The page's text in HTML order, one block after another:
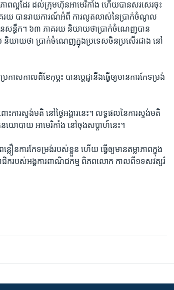
ភាពល្អ​ដែរ ​ដល់​ក្រុមហ៊ុន​អាមេរិកាំង​ ហើយ​បាន​សរសេរ​ចុះ​
គ​រយ​ បាន​រាយការណ៍​អំពី​ ការ​លូតលាស់​នៃ​ប្រាក់​ចំណូល​
សន្ធឹក។ ៦៣​ ភាគរយ ​និយាយ​ថា​ប្រាក់​ចំណេញ​បាន​
និយាយ​ថា​ ប្រាក់​ចំណេញ​ក្នុង​ប្រទេស​ចិន​ប្រសើរ​ជាង​ នៅ​
ស​កាល​ពី​ខែ​កុម្ភះ​ បាន​ប្ដេជ្ញា​នឹង​ធ្វើ​ឲ្យ​មាន​ការ​កែ​ទម្រង់​
ះ​ការ​ស្ទង់មតិ ​នៅ​ថ្ងៃ​អង្គារ​នេះ។ លទ្ធផល​នៃ​ការ​ស្ទង់​មតិ​
នយោបាយ​ អាមេរិកាំង​ នៅ​ចុង​សប្ដាហ៍​នេះ។
ការ​កែ​ទម្រង់​របស់​ខ្លួន​ ហើយ​ ធ្វើ​ឲ្យ​មាន​តម្លាភាព​ក្នុង​
ករបស់​អង្គការ​ពាណិជកម្ម​ ពិភព​លោក​ កាល​ពី​១​ទសវត្សរ៌​